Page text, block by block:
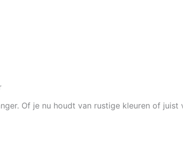
Of je nu houdt van rustige kleuren of